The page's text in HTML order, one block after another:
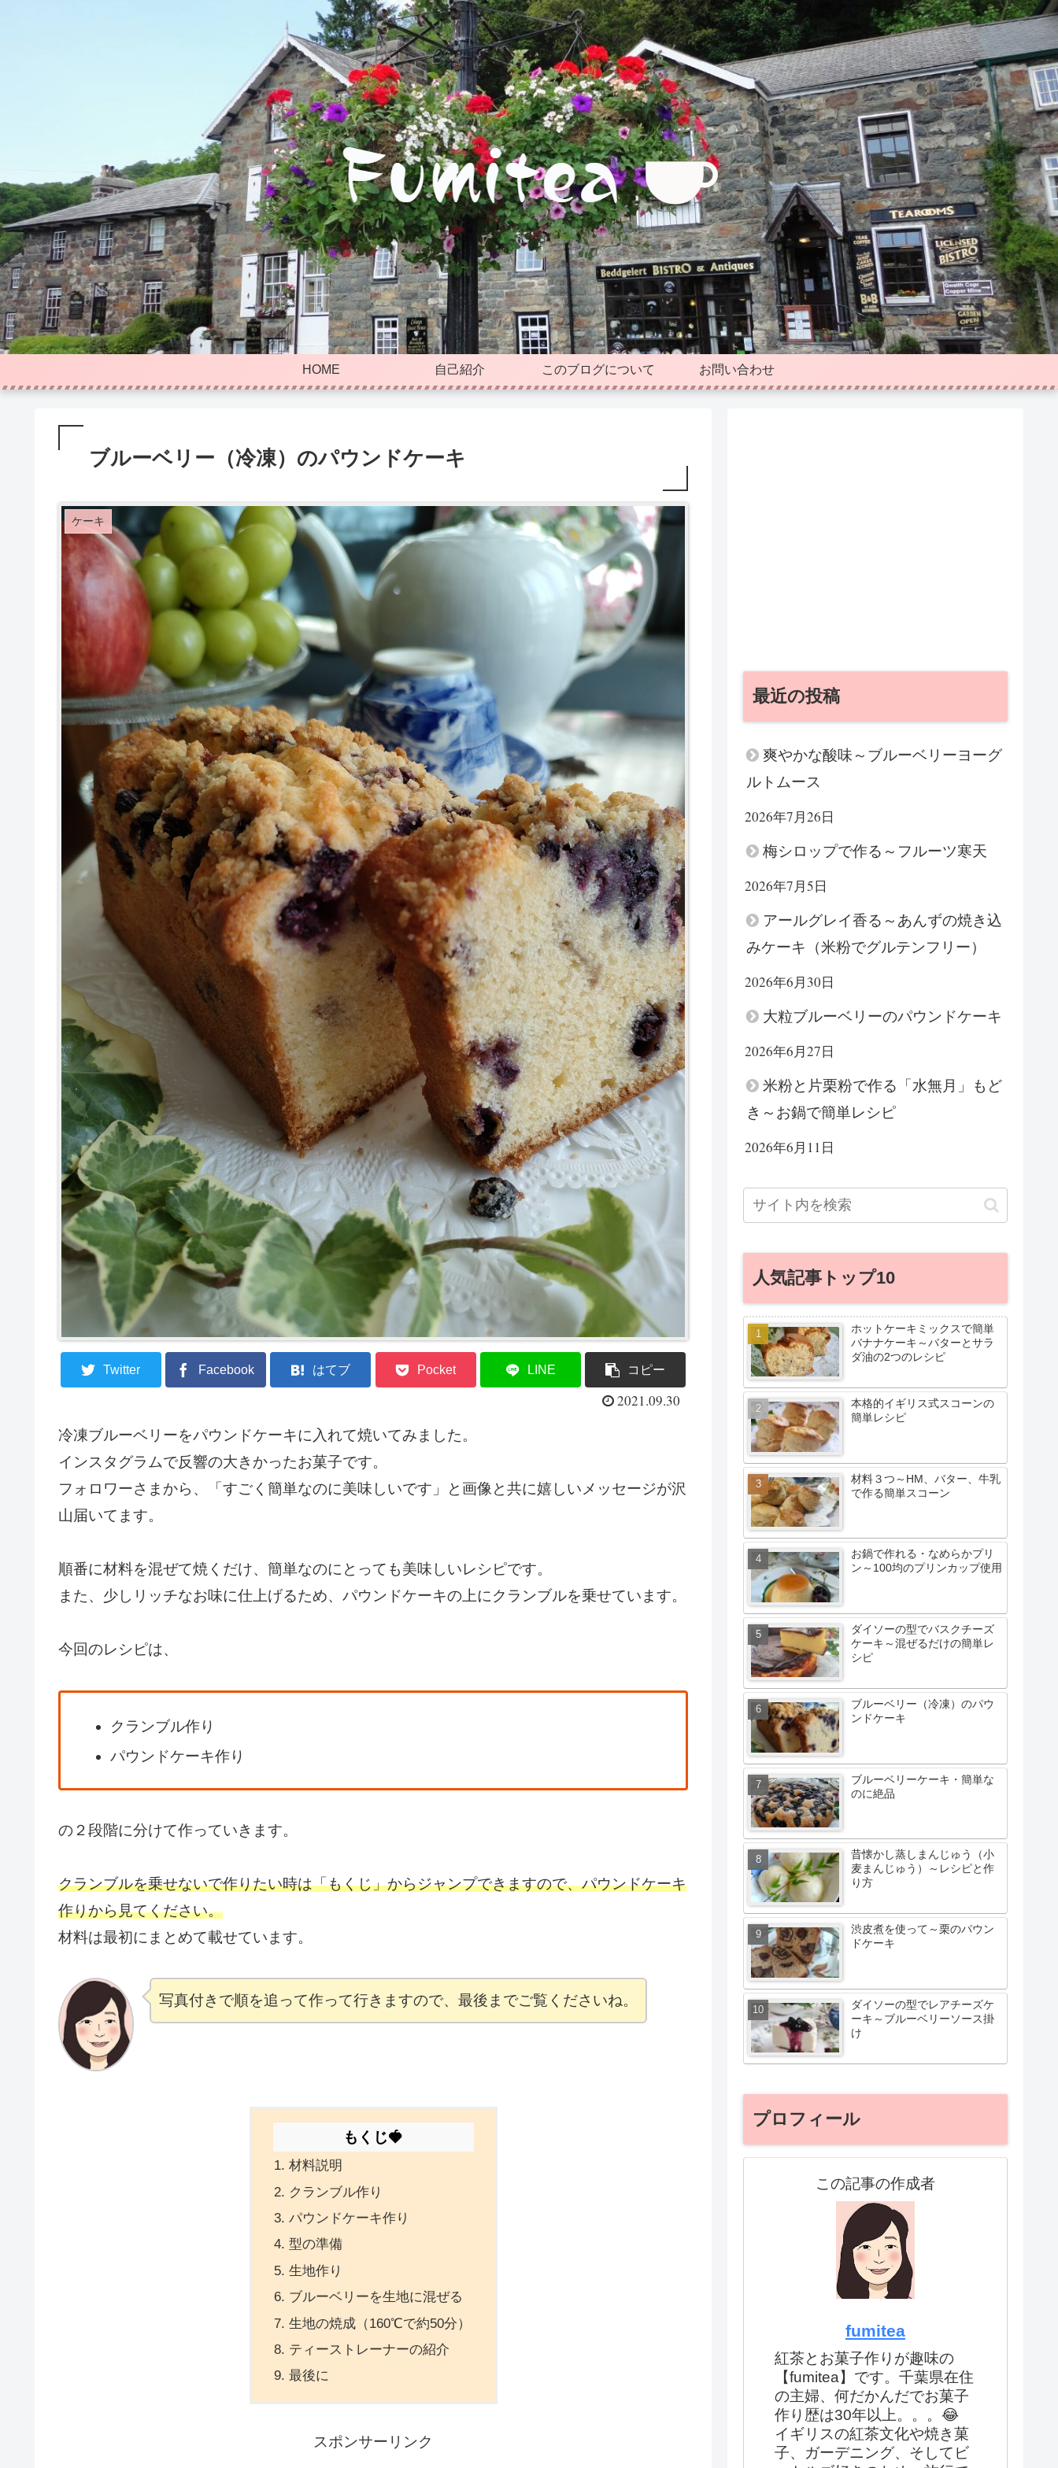
HOME 自己紹介 このブログについて お問い合わせ
ブルーベリー（冷凍）のパウンドケーキ
ケーキ
Twitter Facebook はてブ Pocket LINE コピー
2021.09.30
冷凍ブルーベリーをパウンドケーキに入れて焼いてみました。
インスタグラムで反響の大きかったお菓子です。
フォロワーさまから、「すごく簡単なのに美味しいです」と画像と共に嬉しいメッセージが沢
山届いてます。
順番に材料を混ぜて焼くだけ、簡単なのにとっても美味しいレシピです。
また、少しリッチなお味に仕上げるため、パウンドケーキの上にクランブルを乗せています。
今回のレシピは、
クランブル作り
パウンドケーキ作り
の２段階に分けて作っていきます。
クランブルを乗せないで作りたい時は「もくじ」からジャンプできますので、パウンドケーキ
作りから見てください。
材料は最初にまとめて載せています。
写真付きで順を追って作って行きますので、最後までご覧くださいね。
もくじ🍓
材料説明
クランブル作り
パウンドケーキ作り
型の準備
生地作り
ブルーベリーを生地に混ぜる
生地の焼成（160℃で約50分）
ティーストレーナーの紹介
最後に
スポンサーリンク
最近の投稿
爽やかな酸味～ブルーベリーヨーグ
ルトムース
2026年7月26日
梅シロップで作る～フルーツ寒天
2026年7月5日
アールグレイ香る～あんずの焼き込
みケーキ（米粉でグルテンフリー）
2026年6月30日
大粒ブルーベリーのパウンドケーキ
2026年6月27日
米粉と片栗粉で作る「水無月」もど
き～お鍋で簡単レシピ
2026年6月11日
人気記事トップ10
ホットケーキミックスで簡単
バナナケーキ～バターとサラ
ダ油の2つのレシピ
本格的イギリス式スコーンの
簡単レシピ
材料３つ～HM、バター、牛乳
で作る簡単スコーン
お鍋で作れる・なめらかプリ
ン～100均のプリンカップ使用
ダイソーの型でバスクチーズ
ケーキ～混ぜるだけの簡単レ
シピ
ブルーベリー（冷凍）のパウ
ンドケーキ
ブルーベリーケーキ・簡単な
のに絶品
昔懐かし蒸しまんじゅう（小
麦まんじゅう）～レシピと作
り方
渋皮煮を使って～栗のパウン
ドケーキ
ダイソーの型でレアチーズケ
ーキ～ブルーベリーソース掛
け
プロフィール
この記事の作成者
fumitea
紅茶とお菓子作りが趣味の
【fumitea】です。千葉県在住
の主婦、何だかんだでお菓子
作り歴は30年以上。。。😂
イギリスの紅茶文化や焼き菓
子、ガーデニング、そしてビ